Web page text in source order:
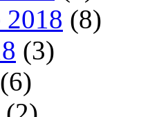
2018 (8)
(3)
(6)